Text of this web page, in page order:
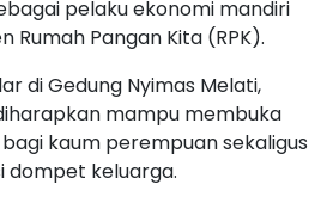
pelaku ekonomi mandiri
Rumah Pangan Kita (RPK).
di Gedung Nyimas Melati,
mampu membuka
kaum perempuan sekaligus
dompet keluarga.